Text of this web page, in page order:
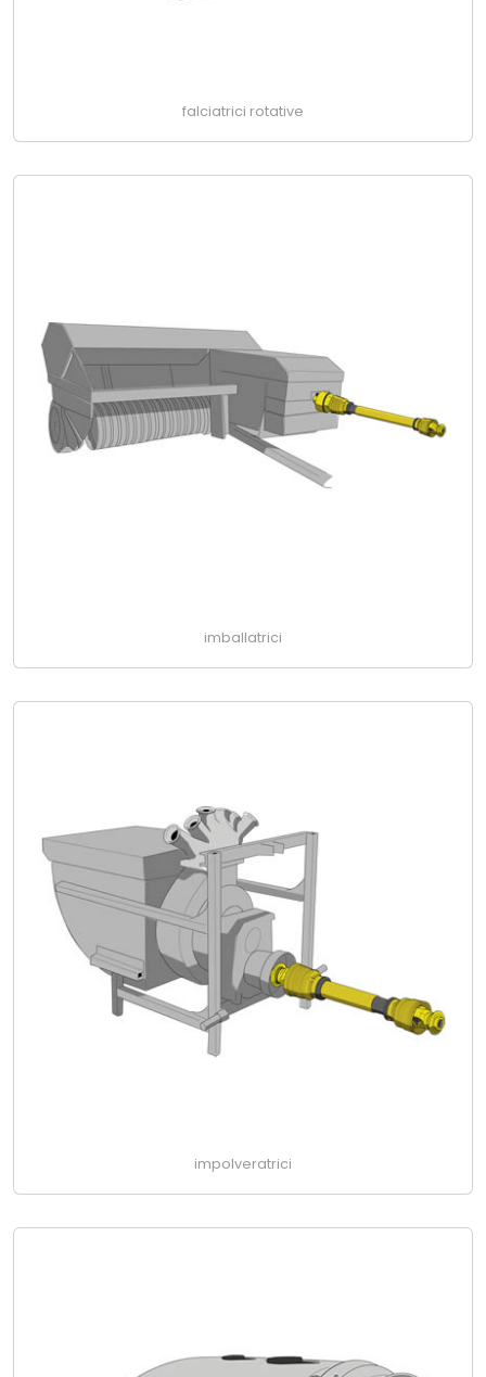
falciatrici rotative
imballatrici
impolveratrici